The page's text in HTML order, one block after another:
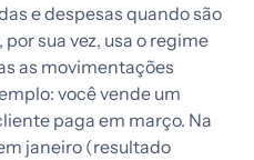
e despesas quando são
sua vez, usa o regime
as movimentações
você vende um
paga em março. Na
janeiro (resultado